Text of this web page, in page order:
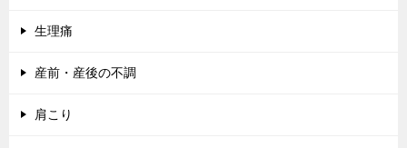
生理痛
産前・産後の不調
肩こり